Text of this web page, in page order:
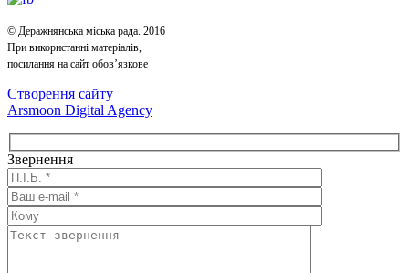
© Деражнянська міська рада. 2016
При використанні матеріалів,
посилання на сайт обов’язкове
Створення сайту
Arsmoon Digital Agency
Звернення